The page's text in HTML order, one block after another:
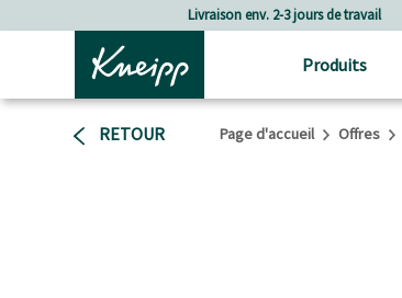
Passer au contenu principal
Passer au contenu du pied de page
env. 2-3 jours de travail
Produits
RETOUR Page d'accueil Offres